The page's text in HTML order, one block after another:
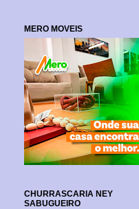
MERO MOVEIS
CHURRASCARIA NEY
SABUGUEIRO